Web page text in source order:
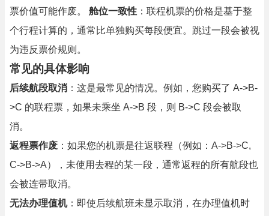
票价值可能作废。 舱位一致性 ：联程机票的价格是基于整
个行程计算的，通常比单独购买每段便宜。跳过一段会被视
为违反票价规则。
常见的具体影响
后续航段取消 ：这是最常见的情况。例如，您购买了 A->B-
>C 的联程票，如果未乘坐 A->B 段，则 B->C 段会被取
消。
返程票作废 ：如果您的机票是往返联程（例如：A->B->C,
C->B->A），未使用去程的某一段，通常返程的所有航段也
会被连带取消。
无法办理值机：即使后续航班未显示取消，在办理值机时